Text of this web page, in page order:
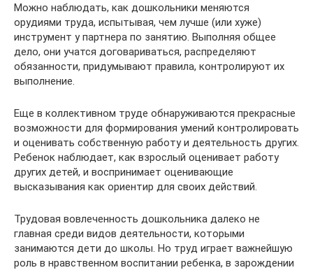
Можно наблюдать, как дошкольники меняются
орудиями труда, испытывая, чем лучше (или хуже)
инструмент у партнера по занятию. Выполняя общее
дело, они учатся договариваться, распределяют
обязанности, придумывают правила, контролируют их
выполнение.
Еще в коллективном труде обнаруживаются прекрасные
возможности для формирования умений контролировать
и оценивать собственную работу и деятельность других.
Ребенок наблюдает, как взрослый оценивает работу
других детей, и воспринимает оценивающие
высказывания как ориентир для своих действий.
Трудовая вовлеченность дошкольника далеко не
главная среди видов деятельности, которыми
занимаются дети до школы. Но труд играет важнейшую
роль в нравственном воспитании ребенка, в зарождении